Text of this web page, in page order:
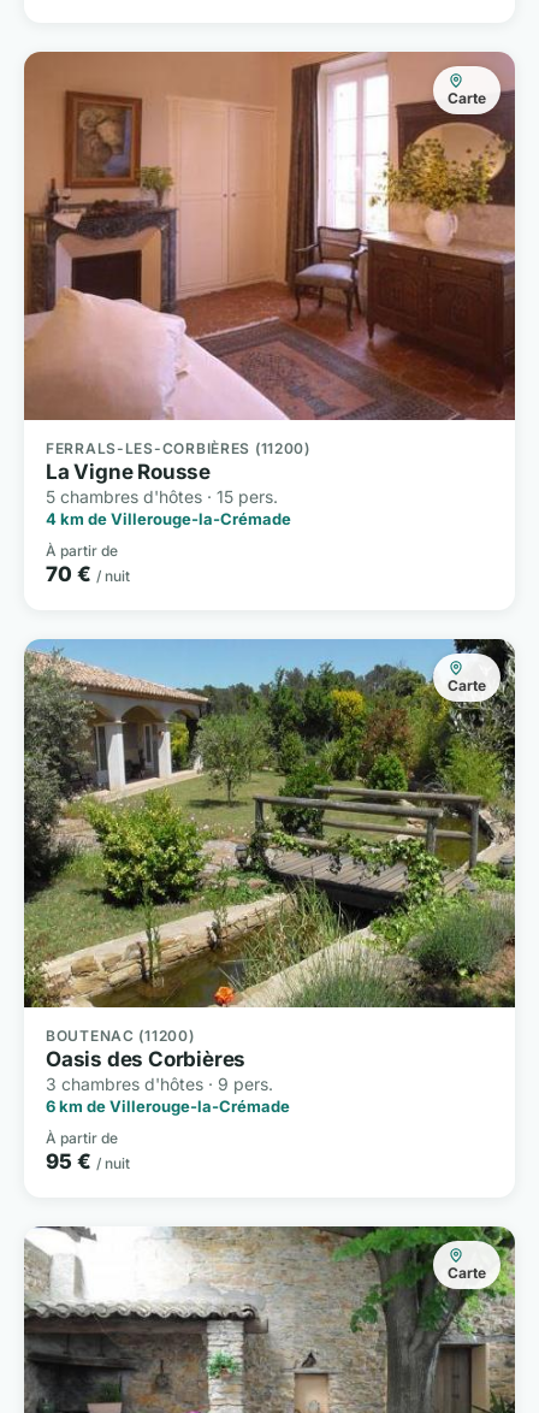
Carte
FERRALS-LES-CORBIÈRES (11200)
La Vigne Rousse
5 chambres d'hôtes · 15 pers.
4 km de Villerouge-la-Crémade
À partir de
70 € / nuit
Carte
BOUTENAC (11200)
Oasis des Corbières
3 chambres d'hôtes · 9 pers.
6 km de Villerouge-la-Crémade
À partir de
95 € / nuit
Carte